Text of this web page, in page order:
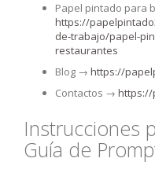
Papel pintado para
https://
de-trabajo/papel-
restaurantes
Blog → https://
Contactos → https://
Instrucciones
Guía de